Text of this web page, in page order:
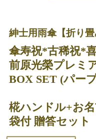
紳士用雨傘【折り畳
傘寿祝*古稀祝*
前原光榮プレミ
BOX SET (パー
椛ハンドル+お
袋付 贈答セット